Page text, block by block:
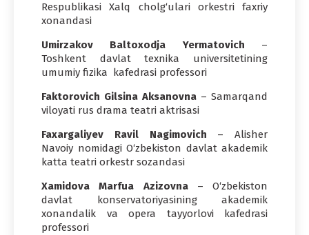
Respublikasi Xalq cholg‘ulari orkestri faxriy
xonandasi
Umirzakov Baltoxodja Yermatovich –
Toshkent davlat texnika universitetining
umumiy fizika kafedrasi professori
Faktorovich Gilsina Aksanovna – Samarqand
viloyati rus drama teatri aktrisasi
Faxargaliyev Ravil Nagimovich – Alisher
Navoiy nomidagi O‘zbekiston davlat akademik
katta teatri orkestr sozandasi
Xamidova Marfua Azizovna– O‘zbekiston
davlat konservatoriyasining akademik
xonandalik va opera tayyorlovi kafedrasi
professori